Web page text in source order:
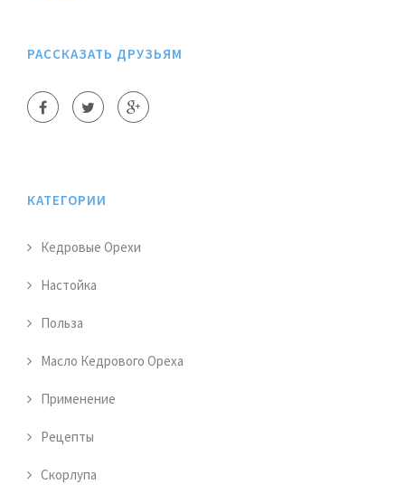
РАССКАЗАТЬ ДРУЗЬЯМ
КАТЕГОРИИ
Кедровые Орехи
Настойка
Польза
Масло Кедрового Ореха
Применение
Рецепты
Скорлупа